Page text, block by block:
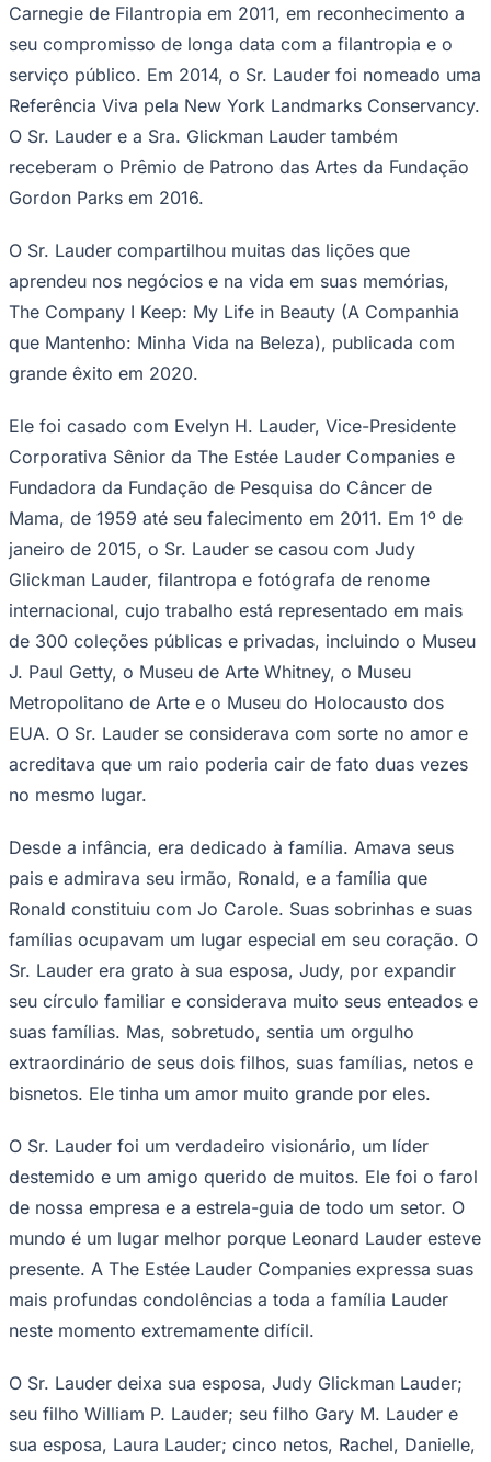
Internacional
Atlético-MG
Carnegie de Filantropia em 2011, em reconhecimento a
seu compromisso de longa data com a filantropia e o
serviço público. Em 2014, o Sr. Lauder foi nomeado uma
Referência Viva pela New York Landmarks Conservancy.
O Sr. Lauder e a Sra. Glickman Lauder também
receberam o Prêmio de Patrono das Artes da Fundação
Gordon Parks em 2016.
O Sr. Lauder compartilhou muitas das lições que
aprendeu nos negócios e na vida em suas memórias,
The Company I Keep: My Life in Beauty (A Companhia
que Mantenho: Minha Vida na Beleza), publicada com
grande êxito em 2020.
Ele foi casado com Evelyn H. Lauder, Vice-Presidente
Corporativa Sênior da The Estée Lauder Companies e
Fundadora da Fundação de Pesquisa do Câncer de
Mama, de 1959 até seu falecimento em 2011. Em 1º de
janeiro de 2015, o Sr. Lauder se casou com Judy
Glickman Lauder, filantropa e fotógrafa de renome
internacional, cujo trabalho está representado em mais
de 300 coleções públicas e privadas, incluindo o Museu
J. Paul Getty, o Museu de Arte Whitney, o Museu
Metropolitano de Arte e o Museu do Holocausto dos
EUA. O Sr. Lauder se considerava com sorte no amor e
acreditava que um raio poderia cair de fato duas vezes
no mesmo lugar.
Desde a infância, era dedicado à família. Amava seus
pais e admirava seu irmão, Ronald, e a família que
Ronald constituiu com Jo Carole. Suas sobrinhas e suas
famílias ocupavam um lugar especial em seu coração. O
Sr. Lauder era grato à sua esposa, Judy, por expandir
seu círculo familiar e considerava muito seus enteados e
suas famílias. Mas, sobretudo, sentia um orgulho
extraordinário de seus dois filhos, suas famílias, netos e
bisnetos. Ele tinha um amor muito grande por eles.
O Sr. Lauder foi um verdadeiro visionário, um líder
destemido e um amigo querido de muitos. Ele foi o farol
de nossa empresa e a estrela-guia de todo um setor. O
mundo é um lugar melhor porque Leonard Lauder esteve
presente. A The Estée Lauder Companies expressa suas
mais profundas condolências a toda a família Lauder
neste momento extremamente difícil.
O Sr. Lauder deixa sua esposa, Judy Glickman Lauder;
seu filho William P. Lauder; seu filho Gary M. Lauder e
sua esposa, Laura Lauder; cinco netos, Rachel, Danielle,